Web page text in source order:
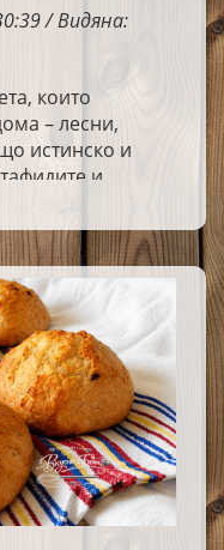
/ Видяна:
които
– лесни,
истинско и
и
и правят тези
така и за